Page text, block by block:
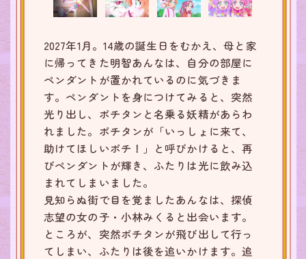
2027年1月。14歳の誕生日をむかえ、母と家
に帰ってきた明智あんなは、自分の部屋に
ペンダントが置かれているのに気づきま
す。ペンダントを身につけてみると、突然
光り出し、ポチタンと名乗る妖精があらわ
れました。ポチタンが「いっしょに来て、
助けてほしいポチ！」と呼びかけると、再
びペンダントが輝き、ふたりは光に飲み込
まれてしまいました。
見知らぬ街で目を覚ましたあんなは、探偵
志望の女の子・小林みくると出会います。
ところが、突然ポチタンが飛び出して行っ
てしまい、ふたりは後を追いかけます。追